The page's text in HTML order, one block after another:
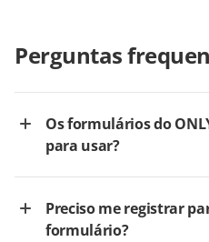
Perguntas
Os formulários do
para usar?
Preciso me registrar
formulário?